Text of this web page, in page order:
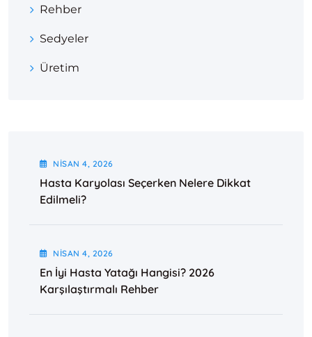
Rehber
Sedyeler
Üretim
NISAN4, 2026
Hasta Karyolası Seçerken Nelere Dikkat
Edilmeli?
NISAN4, 2026
En İyi Hasta Yatağı Hangisi? 2026
Karşılaştırmalı Rehber